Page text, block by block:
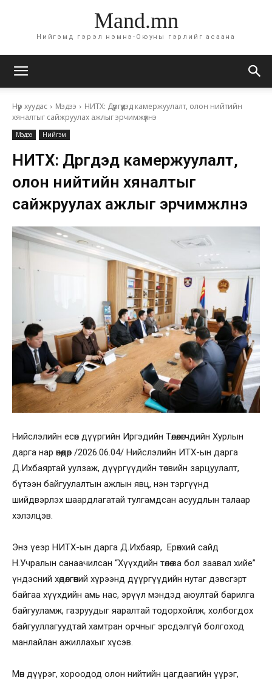
Mand.mn
Нийгэмд гэрэл нэмнэ-Оюуны гэрлийг асаана
Нүүр хуудас Мэдээ
НИТХ: Дүүргүүдэд камержуулалт, олон нийтийн
хяналтыг сайжруулах ажлыг эрчимжүүлнэ
Мэдээ Нийгэм
НИТХ: Дүүргүүдэд камержуулалт,
олон нийтийн хяналтыг
сайжруулах ажлыг эрчимжүүлнэ
Нийслэлийн есөн дүүргийн Иргэдийн Төлөөлөгчдийн Хурлын
дарга нар өнөөдөр /2026.06.04/ Нийслэлийн ИТХ-ын дарга
Д.Ихбаяртай уулзаж, дүүргүүдийн төсвийн зарцуулалт,
бүтээн байгуулалтын ажлын явц, нэн тэргүүнд
шийдвэрлэх шаардлагатай тулгамдсан асуудлын талаар
хэлэлцэв.
Энэ үеэр НИТХ-ын дарга Д.Ихбаяр, Ерөнхий сайд
Н.Учралын санаачилсан “Хүүхдийн төлөө за бол заавал хийе”
үндэсний хөдөлгөөний хүрээнд дүүргүүдийн нутаг дэвсгэрт
байгаа хүүхдийн амь нас, эрүүл мэндэд аюултай барилга
байгууламж, газруудыг яаралтай тодорхойлж, холбогдох
байгууллагуудтай хамтран орчныг эрсдэлгүй болгоход
манлайлан ажиллахыг хүсэв.
Мөн дүүрэг, хороодод олон нийтийн цагдаагийн үүрэг,